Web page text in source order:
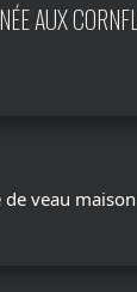
AUX
de veau